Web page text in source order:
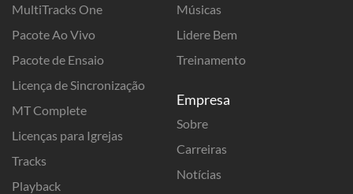
MultiTracks One
Pacote Ao Vivo
Pacote de Ensaio
Licença de Sincronização
MT Complete
Licenças para Igrejas
Tracks
Playback
Músicas
Lidere Bem
Treinamento
Empresa
Sobre
Carreiras
Notícias